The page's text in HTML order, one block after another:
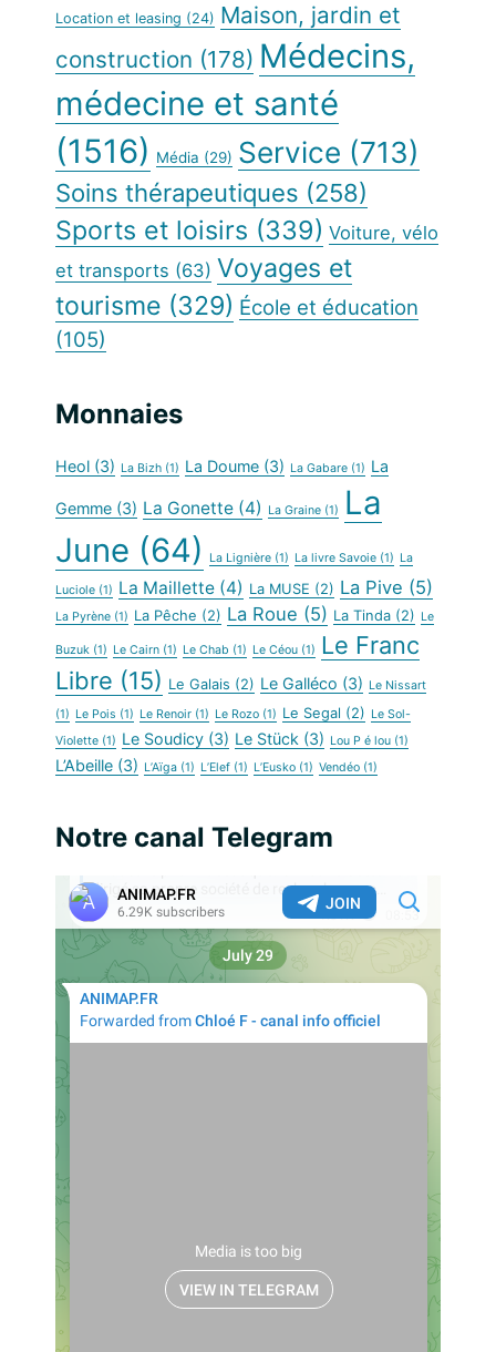
Location et leasing (24) Maison, jardin et
construction (178) Médecins,
médecine et santé
(1516) Média (29) Service (713)
Soins thérapeutiques (258)
Sports et loisirs (339) Voiture, vélo
et transports (63) Voyages et
tourisme (329) École et éducation
(105)
Monnaies
Heol (3) La Bizh (1) La Doume (3) La Gabare (1) La
Gemme (3) La Gonette (4) La Graine (1)
La
June (64) La Lignière (1) La livre Savoie (1) La
Luciole (1) La Maillette (4) La MUSE (2) La Pive (5)
La Pyrène (1) La Pêche (2) La Roue (5) La Tinda (2) Le
Buzuk (1) Le Cairn (1) Le Chab (1) Le Céou (1)
Le Franc
Libre (15) Le Galais (2) Le Galléco (3) Le Nissart
(1) Le Pois (1) Le Renoir (1) Le Rozo (1) Le Segal (2) Le Sol-
Violette (1) Le Soudicy (3) Le Stück (3) Lou P é lou (1)
L’Abeille (3) L’Aïga (1) L’Elef (1) L’Eusko (1) Vendéo (1)
Notre canal Telegram